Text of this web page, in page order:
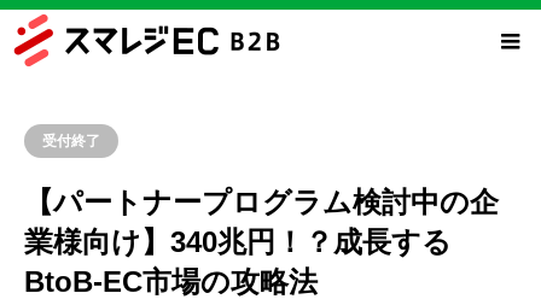
受付終了
【パートナープログラム検討中の企
業様向け】340兆円！？成長する
BtoB-EC市場の攻略法